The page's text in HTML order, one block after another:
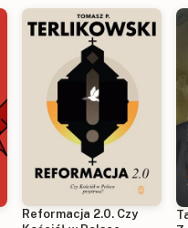
Reformacja 2.0. Czy